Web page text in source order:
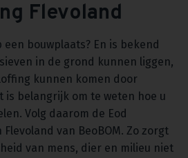
Flevoland
bouwplaats? En is bekend
in de grond kunnen liggen,
kunnen komen door
is belangrijk om te weten hoe u
Volg daarom de Eod
van BeoBOM. Zo zorgt
van mens, dier en milieu niet